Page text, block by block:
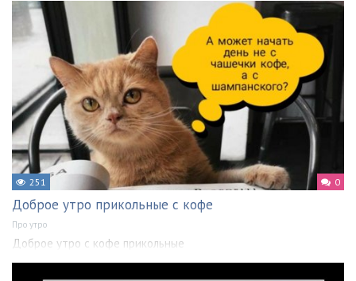
251 0
Доброе утро прикольные с кофе
Про утро
Доброе утро с кофе прикольные